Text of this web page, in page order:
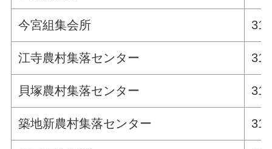
今宮組集会所
江寺農村集落センター
貝塚農村集落センター
築地新農村集落センター